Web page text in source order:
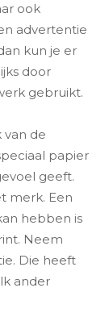
ook
advertentie
kun je er
door
gebruikt.
van de
papier
geeft.
merk. Een
hebben is
Neem
Die heeft
ander